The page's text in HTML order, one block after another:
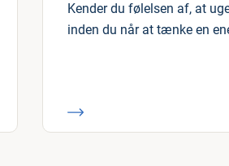
Kender du følelsen af, at
inden du når at tænke en